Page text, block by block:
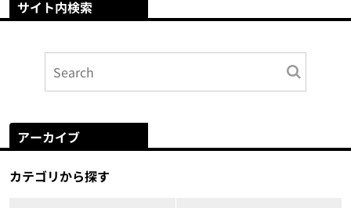
サイト内検索
アーカイブ
カテゴリから探す